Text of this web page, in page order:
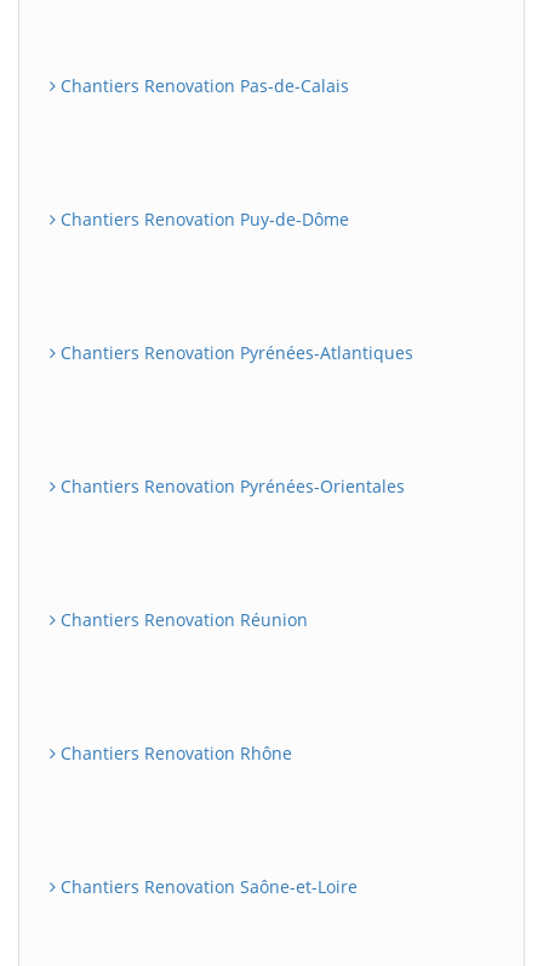
Chantiers Renovation Pas-de-Calais
Chantiers Renovation Puy-de-Dôme
Chantiers Renovation Pyrénées-Atlantiques
Chantiers Renovation Pyrénées-Orientales
Chantiers Renovation Réunion
Chantiers Renovation Rhône
Chantiers Renovation Saône-et-Loire